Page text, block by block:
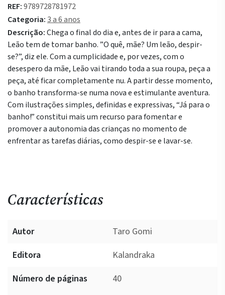
o
Banho!
REF:9789728781972
Categoria:3 a 6 anos
Descrição:Chega o final do dia e, antes de ir para a cama,
Leão tem de tomar banho. ”O quê, mãe? Um leão, despir-
se?”, diz ele. Com a cumplicidade e, por vezes, com o
desespero da mãe, Leão vai tirando toda a sua roupa, peça a
peça, até ficar completamente nu. A partir desse momento,
o banho transforma-se numa nova e estimulante aventura.
Com ilustrações simples, definidas e expressivas, “Já para o
banho!” constitui mais um recurso para fomentar e
promover a autonomia das crianças no momento de
enfrentar as tarefas diárias, como despir-se e lavar-se.
Características
Autor
Taro Gomi
Editora
Kalandraka
Número de páginas
40